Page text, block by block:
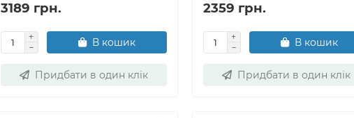
3189 грн.
В кошик
Придбати в один клік
2359 грн.
В кошик
Придбати в один клік